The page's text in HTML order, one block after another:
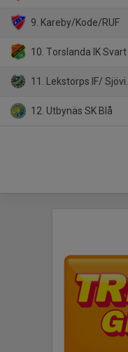
9. Kareby/Kode/RUF
10. Torslanda IK Svart P17
11. Lekstorps IF/ Sjöviks SK
12. Utbynäs SK Blå